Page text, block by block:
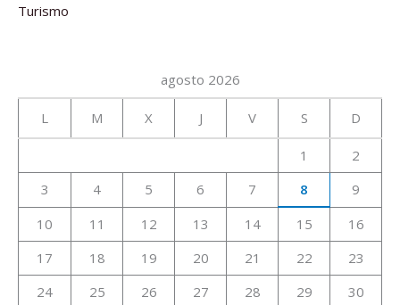
Turismo
agosto 2026
L M X J V S D
1
2
3
4 5 6 7 8
9
10
11 12 13 14 15
16
17
18 19 20 21 22
23
24
25 26 27 28 29
30